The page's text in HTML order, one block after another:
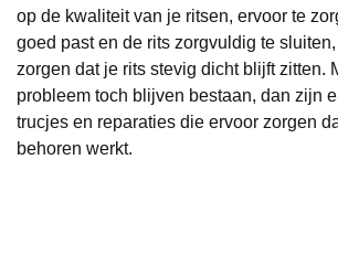
op de kwaliteit van je ritsen, ervoor te
goed past en de rits zorgvuldig te
zorgen dat je rits stevig dicht blijft zitten.
probleem toch blijven bestaan, dan zijn
trucjes en reparaties die ervoor zorgen
behoren werkt.